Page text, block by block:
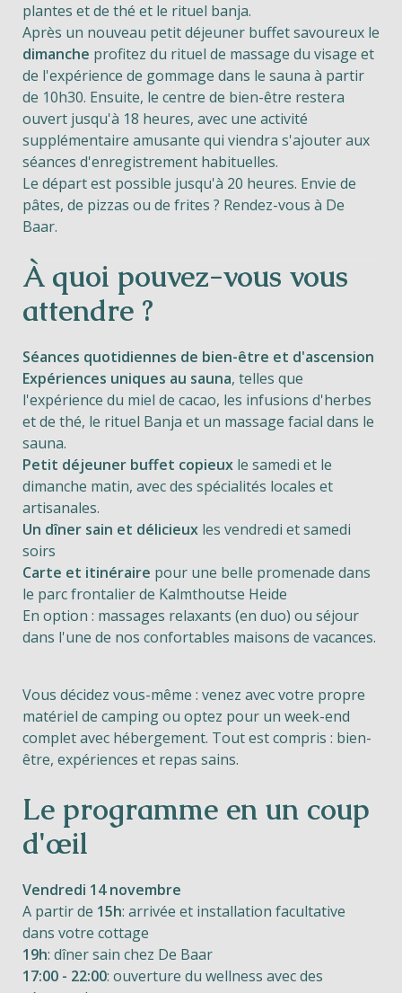
plantes et de thé et le rituel banja.
Après un nouveau petit déjeuner buffet savoureux le
dimanche profitez du rituel de massage du visage et
de l'expérience de gommage dans le sauna à partir
de 10h30. Ensuite, le centre de bien-être restera
ouvert jusqu'à 18 heures, avec une activité
supplémentaire amusante qui viendra s'ajouter aux
séances d'enregistrement habituelles.
Le départ est possible jusqu'à 20 heures. Envie de
pâtes, de pizzas ou de frites ? Rendez-vous à De
Baar.
À quoi pouvez-vous vous
attendre ?
Séances quotidiennes de bien-être et d'ascension
Expériences uniques au sauna, telles que
l'expérience du miel de cacao, les infusions d'herbes
et de thé, le rituel Banja et un massage facial dans le
sauna.
Petit déjeuner buffet copieux le samedi et le
dimanche matin, avec des spécialités locales et
artisanales.
Un dîner sain et délicieux les vendredi et samedi
soirs
Carte et itinéraire pour une belle promenade dans
le parc frontalier de Kalmthoutse Heide
En option : massages relaxants (en duo) ou séjour
dans l'une de nos confortables maisons de vacances.
Vous décidez vous-même : venez avec votre propre
matériel de camping ou optez pour un week-end
complet avec hébergement. Tout est compris : bien-
être, expériences et repas sains.
Le programme en un coup
d'œil
Vendredi 14 novembre
A partir de 15h: arrivée et installation facultative
dans votre cottage
19h: dîner sain chez De Baar
17:00 - 22:00: ouverture du wellness avec des